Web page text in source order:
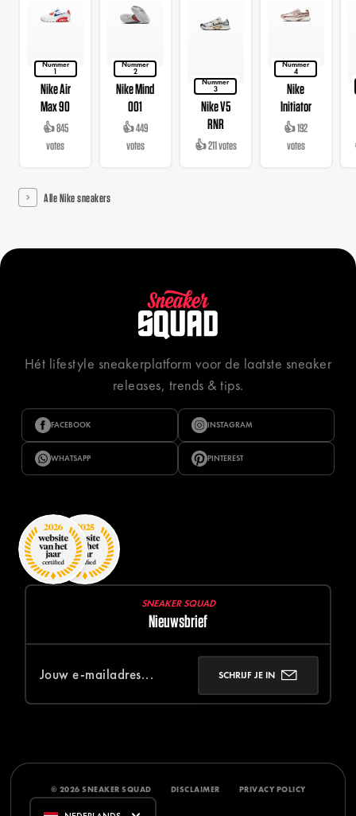
Nummer
1
Nike Air
Max 90
👍 845
votes
Nummer
2
Nike Mind
001
👍 449
votes
Nummer
3
Nike V5
RNR
👍 211 votes
Nummer
4
Nike
Initiator
👍 192
votes
Alle Nike sneakers
Hét lifestyle sneakerplatform voor de laatste sneaker
releases, trends & tips.
FACEBOOK INSTAGRAM
WHATSAPP PINTEREST
SNEAKER SQUAD
Nieuwsbrief
SCHRIJF JE IN
© 2026 SNEAKER SQUAD DISCLAIMER PRIVACY POLICY